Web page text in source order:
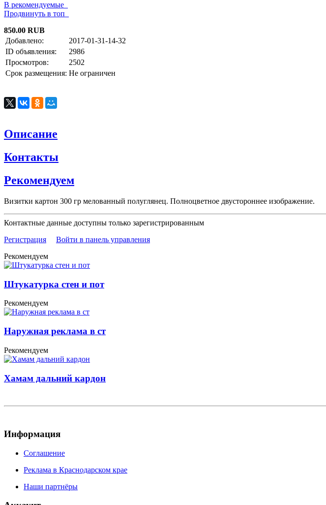
В рекомендуемые
Продвинуть в топ
850.00 RUB
Добавлено:
2017-01-31-14-32
ID объявления:
2986
Просмотров:
2502
Срок размещения: Не ограничен
Описание
Контакты
Рекомендуем
Визитки картон 300 гр мелованный полуглянец. Полноцветное двустороннее изображение.
Контактные данные доступны только зарегистрированным
Регистрация
Войти в панель управления
Рекомендуем
Штукатурка стен и пот
Рекомендуем
Наружная реклама в ст
Рекомендуем
Хамам дальний кардон
Информация
Соглашение
Реклама в Краснодарском крае
Наши партнёры